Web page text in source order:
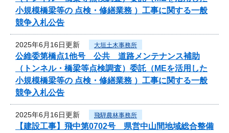
小規模橋梁等の 点検・修繕業務 ）工事に関する一般
競争入札公告
2025年6月16日更新 大垣土木事務所
公維委第橋点1他号 公共 道路メンテナンス補助
（トンネル・橋梁等点検調査）委託（MEを活用した
小規模橋梁等の 点検・修繕業務 ）工事に関する一般
競争入札公告
2025年6月16日更新 飛騨農林事務所
【建設工事】飛中第0702号 県営中山間地域総合整備